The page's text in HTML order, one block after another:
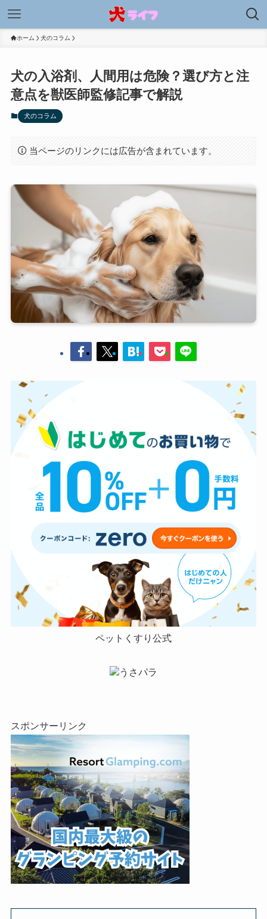
ホーム 犬のコラム
犬の入浴剤、人間用は危険？選び方と注
意点を獣医師監修記事で解説
犬のコラム
当ページのリンクには広告が含まれています。
ペットくすり公式
うさパラ
スポンサーリンク